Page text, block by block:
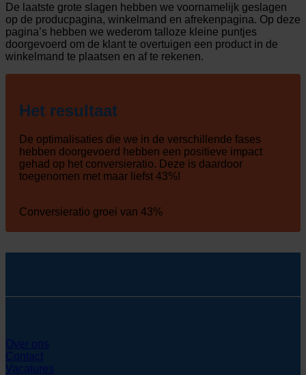
De laatste grote slagen hebben we voornamelijk geslagen
op de producpagina, winkelmand en afrekenpagina. Op deze
pagina’s hebben we wederom talloze kleine puntjes
doorgevoerd om de klant te overtuigen een product in de
winkelmand te plaatsen en af te rekenen.
Het resultaat
De optimalisaties die we in de verschillende fases
hebben doorgevoerd hebben een positieve impact
gehad op het conversieratio. Deze is daardoor
toegenomen met maar liefst 43%!
Conversieratio groei van 43%
Over ons
Contact
Vacatures